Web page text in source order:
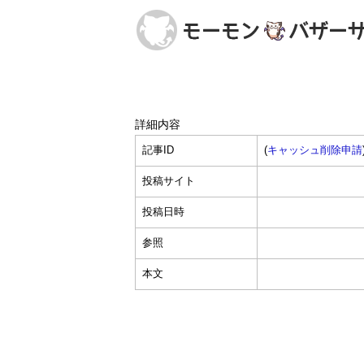
詳細内容
記事ID (キャッシュ削除申請
投稿サイト
投稿日時
参照
本文